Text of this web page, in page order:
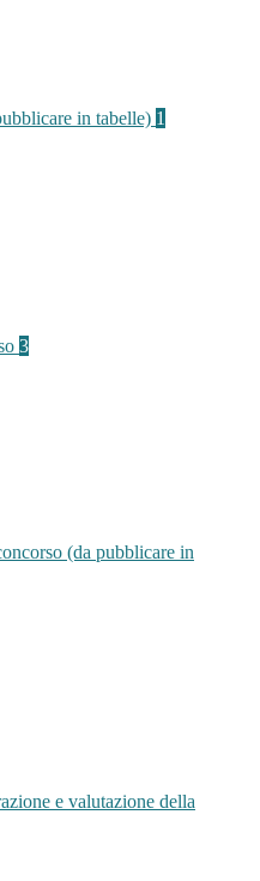
in tabelle) 1
3
(da pubblicare in
e valutazione della